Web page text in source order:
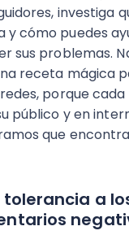
investiga
y cómo puedes
sus problemas.
receta mágica
porque
público y en
que
tolerancia a